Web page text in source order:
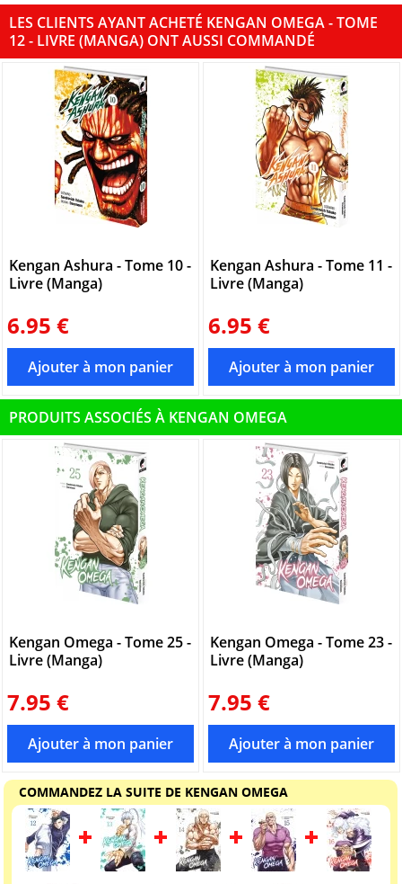
LES CLIENTS AYANT ACHETÉ KENGAN OMEGA - TOME
12 - LIVRE (MANGA) ONT AUSSI COMMANDÉ
Kengan Ashura - Tome 10 -
Livre (Manga)
6.95 €
Kengan Ashura - Tome 11 -
Livre (Manga)
6.95 €
PRODUITS ASSOCIÉS À KENGAN OMEGA
Kengan Omega - Tome 25 -
Livre (Manga)
7.95 €
Kengan Omega - Tome 23 -
Livre (Manga)
7.95 €
COMMANDEZ LA SUITE DE KENGAN OMEGA